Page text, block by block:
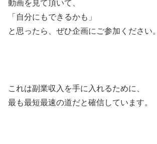
動画を見て頂いて、
「自分にもできるかも」
と思ったら、ぜひ企画にご参加ください。
これは副業収入を手に入れるために、
最も最短最速の道だと確信しています。